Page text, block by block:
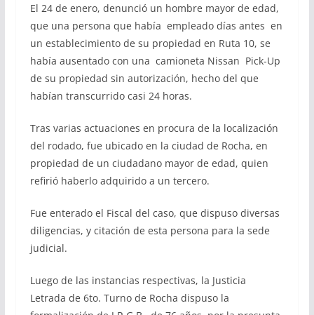
El 24 de enero, denunció un hombre mayor de edad,
que una persona que había empleado días antes en
un establecimiento de su propiedad en Ruta 10, se
había ausentado con una camioneta Nissan Pick-Up
de su propiedad sin autorización, hecho del que
habían transcurrido casi 24 horas.
Tras varias actuaciones en procura de la localización
del rodado, fue ubicado en la ciudad de Rocha, en
propiedad de un ciudadano mayor de edad, quien
refirió haberlo adquirido a un tercero.
Fue enterado el Fiscal del caso, que dispuso diversas
diligencias, y citación de esta persona para la sede
judicial.
Luego de las instancias respectivas, la Justicia
Letrada de 6to. Turno de Rocha dispuso la